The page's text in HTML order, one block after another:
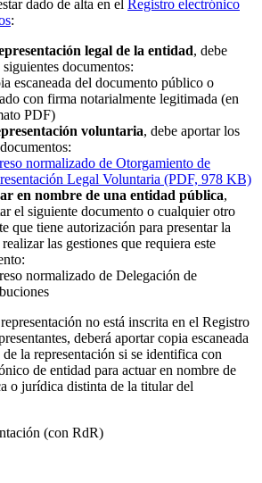
dado de alta en el Registro electrónico
:
legal de la entidad, debe
documentos:
escaneada del documento público o
con firma notarialmente legitimada (en
PDF)
voluntaria, debe aportar los
normalizado de Otorgamiento de
Legal Voluntaria (PDF, 978 KB)
en nombre de una entidad pública,
el siguiente documento o cualquier otro
que tiene autorización para presentar la
las gestiones que requiera este
normalizado de Delegación de
no está inscrita en el Registro
deberá aportar copia escaneada
la representación si se identifica con
de entidad para actuar en nombre de
o jurídica distinta de la titular del
(con RdR)